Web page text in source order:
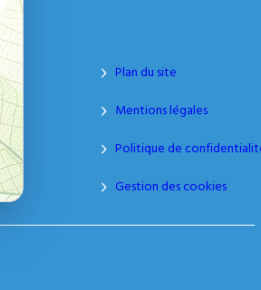
Plan du site
Mentions légales
Politique de
Gestion des cookies